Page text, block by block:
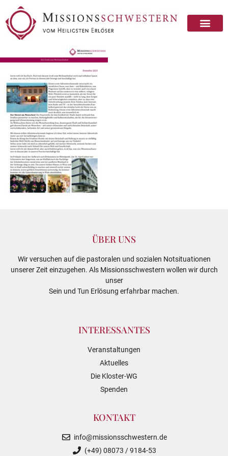
ÜBER UNS
Wir versuchen auf die pastoralen und sozialen Notsituationen
unserer Zeit einzugehen. Als Missionsschwestern wollen wir durch
unser
Sein und Tun Erlösung erfahrbar machen.
INTERESSANTES
Veranstaltungen
Aktuelles
Die Kloster-WG
Spenden
KONTAKT
info@missionsschwestern.de
(+49) 08073 / 9184-53